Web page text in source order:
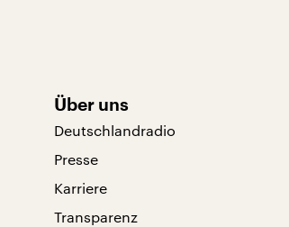
Über uns
Deutschlandradio
Presse
Karriere
Transparenz